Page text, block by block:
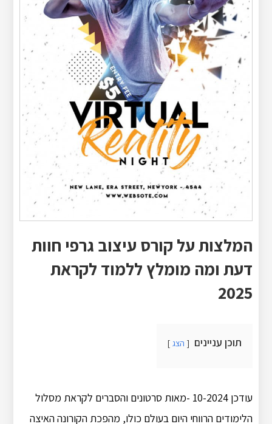
המלצות על קורס עיצוב גרפי חוות
דעת ומה מומלץ ללמוד לקראת
2025
תוכן עניינים הצג
עודכן 10-2024 -מאות סרטונים והסברים לקראת מסלול
הלימודים הרווחי היום בעולם כולו, מהפכת הקורונה האיצה